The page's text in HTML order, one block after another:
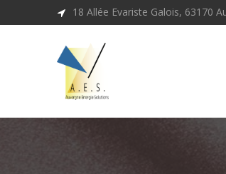
18 Allée Evariste Galois, 63170